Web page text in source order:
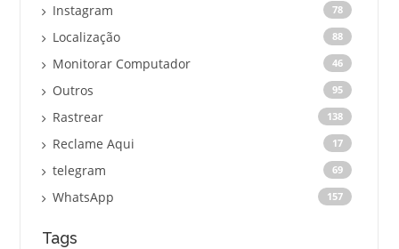
Instagram 78
Localização 88
Monitorar Computador 46
Outros 95
Rastrear 138
Reclame Aqui 17
telegram 69
WhatsApp 157
Tags